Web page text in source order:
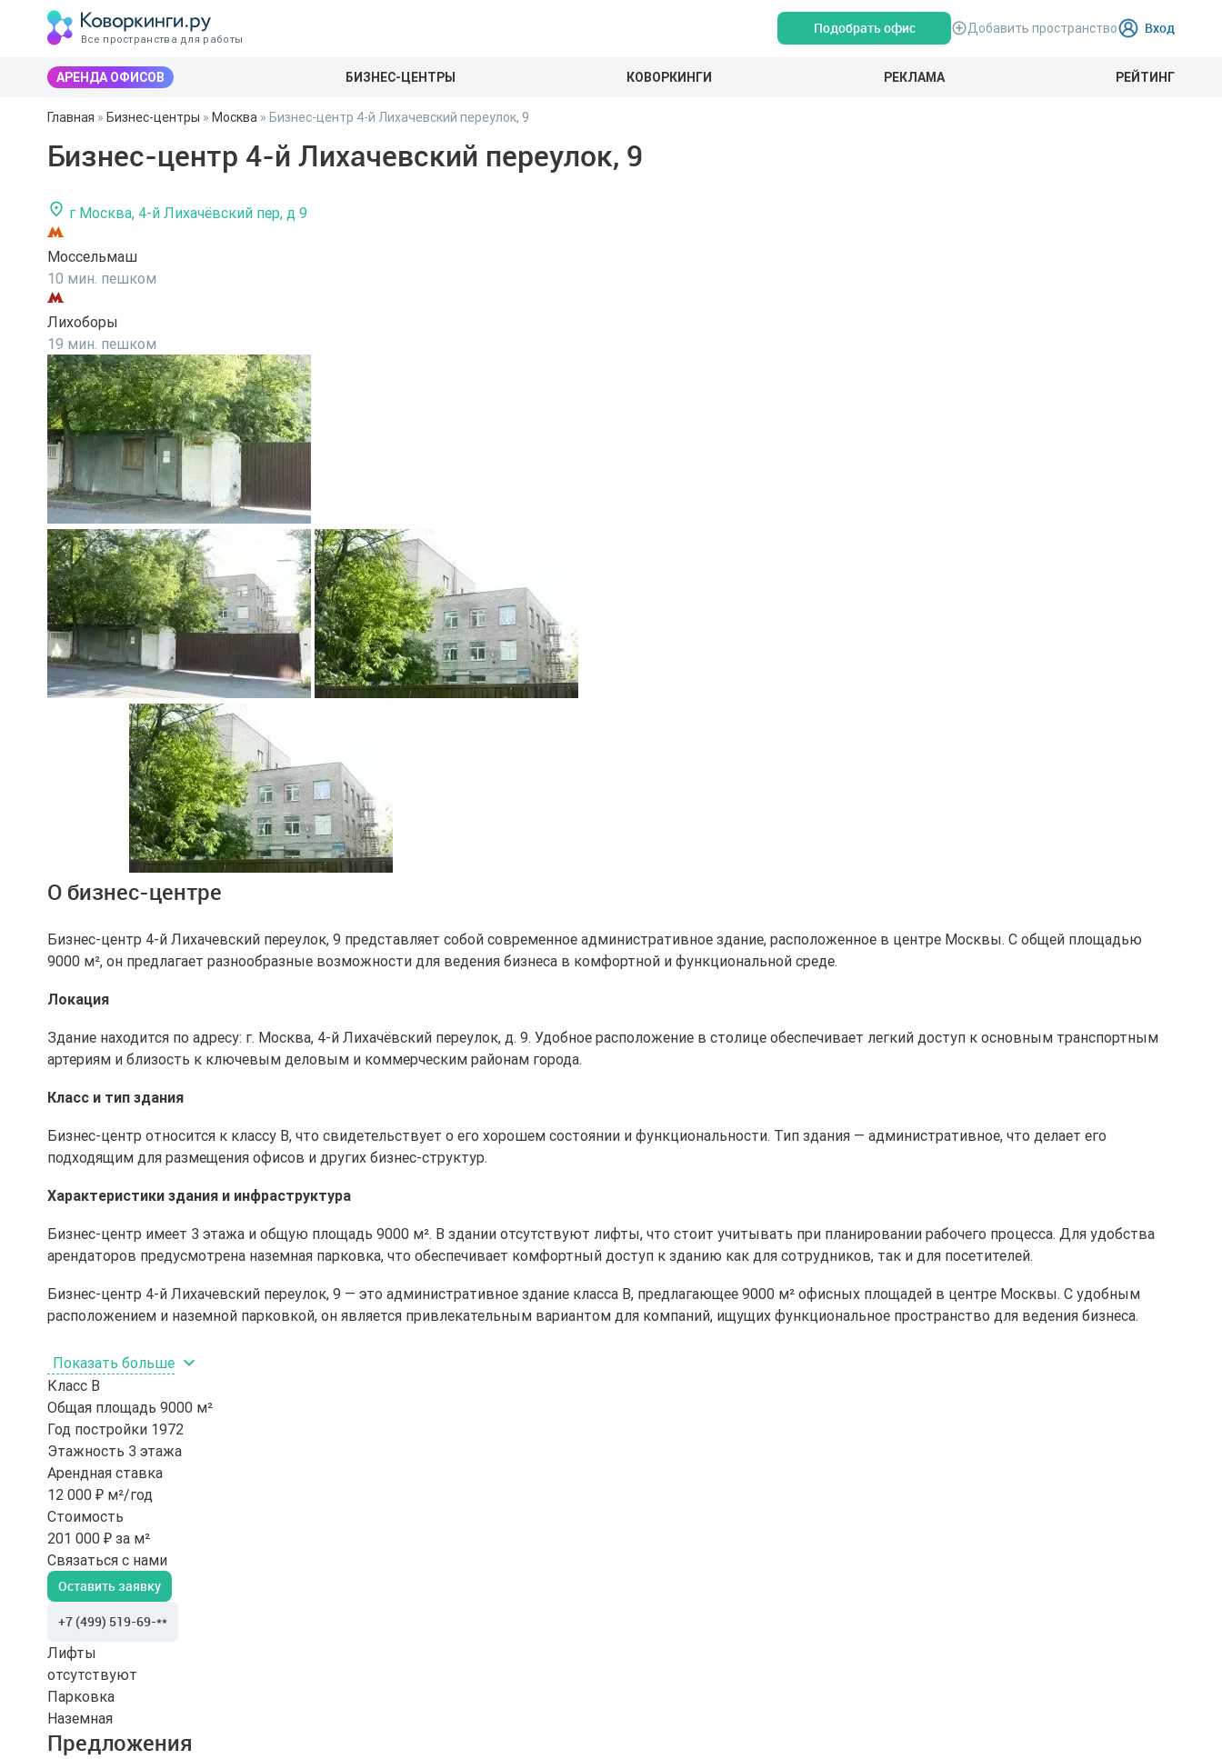
Все пространства для работы
Подобрать офис Добавить пространство Вход
АРЕНДА ОФИСОВ БИЗНЕС-ЦЕНТРЫ КОВОРКИНГИ РЕКЛАМА РЕЙТИНГ
Главная » Бизнес-центры » Москва » Бизнес-центр 4-й Лихачевский переулок, 9
Бизнес-центр 4-й Лихачевский переулок, 9
г Москва, 4-й Лихачёвский пер, д 9
Моссельмаш
10 мин. пешком
Лихоборы
19 мин. пешком
О бизнес-центре
Бизнес-центр 4-й Лихачевский переулок, 9 представляет собой современное административное здание, расположенное в центре Москвы. С общей площадью
9000 м², он предлагает разнообразные возможности для ведения бизнеса в комфортной и функциональной среде.
Локация
Здание находится по адресу: г. Москва, 4-й Лихачёвский переулок, д. 9. Удобное расположение в столице обеспечивает легкий доступ к основным транспортным
артериям и близость к ключевым деловым и коммерческим районам города.
Класс и тип здания
Бизнес-центр относится к классу B, что свидетельствует о его хорошем состоянии и функциональности. Тип здания — административное, что делает его
подходящим для размещения офисов и других бизнес-структур.
Характеристики здания и инфраструктура
Бизнес-центр имеет 3 этажа и общую площадь 9000 м². В здании отсутствуют лифты, что стоит учитывать при планировании рабочего процесса. Для удобства
арендаторов предусмотрена наземная парковка, что обеспечивает комфортный доступ к зданию как для сотрудников, так и для посетителей.
Бизнес-центр 4-й Лихачевский переулок, 9 — это административное здание класса B, предлагающее 9000 м² офисных площадей в центре Москвы. С удобным
расположением и наземной парковкой, он является привлекательным вариантом для компаний, ищущих функциональное пространство для ведения бизнеса.
Показать больше
Класс B
Общая площадь 9000 м²
Год постройки 1972
Этажность 3 этажа
Арендная ставка
12 000 ₽ м²/год
Стоимость
201 000 ₽ за м²
Связаться с нами
Оставить заявку
+7 (499) 519-69-**
Лифты
отсутствуют
Парковка
Наземная
Предложения